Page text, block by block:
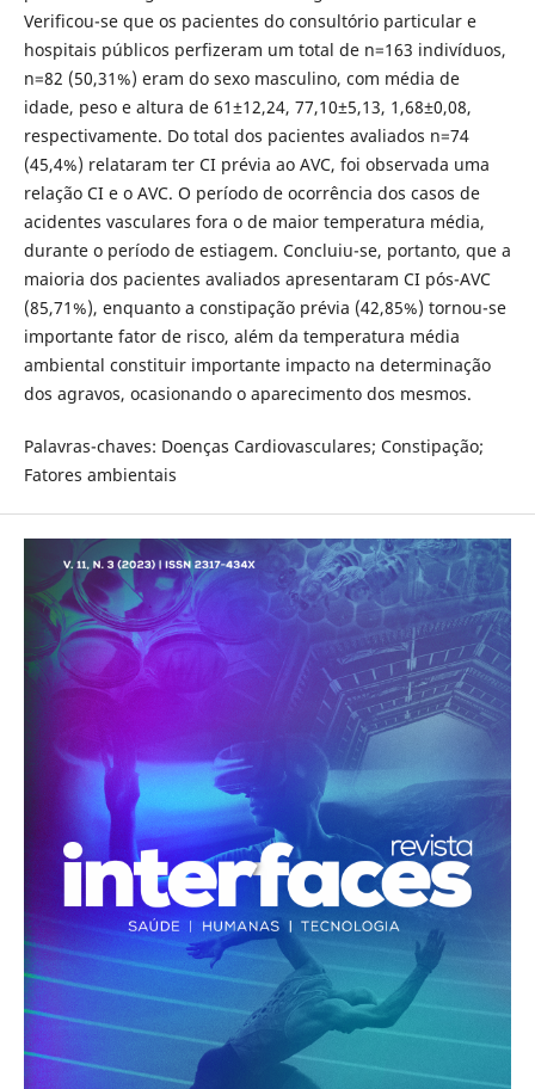
Verificou-se que os pacientes do consultório particular e
hospitais públicos perfizeram um total de n=163 indivíduos,
n=82 (50,31%) eram do sexo masculino, com média de
idade, peso e altura de 61±12,24, 77,10±5,13, 1,68±0,08,
respectivamente. Do total dos pacientes avaliados n=74
(45,4%) relataram ter CI prévia ao AVC, foi observada uma
relação CI e o AVC. O período de ocorrência dos casos de
acidentes vasculares fora o de maior temperatura média,
durante o período de estiagem. Concluiu-se, portanto, que a
maioria dos pacientes avaliados apresentaram CI pós-AVC
(85,71%), enquanto a constipação prévia (42,85%) tornou-se
importante fator de risco, além da temperatura média
ambiental constituir importante impacto na determinação
dos agravos, ocasionando o aparecimento dos mesmos.
Palavras-chaves: Doenças Cardiovasculares; Constipação;
Fatores ambientais